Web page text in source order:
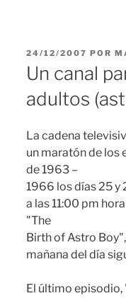
PUBLICADO
EL
24/12/2007 POR
Un canal
adultos
La cadena
un maratón de los
de 1963 –
1966 los días 25 y
a las 11:00 pm
"The
Birth of Astro
mañana del día
El último episodio,